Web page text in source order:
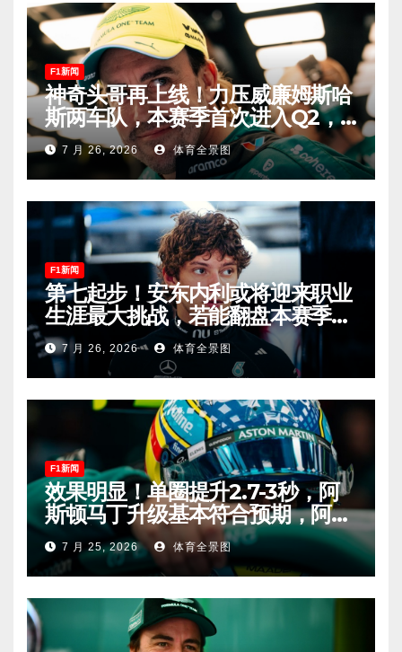
F1新闻
神奇头哥再上线！力压威廉姆斯哈
斯两车队，本赛季首次进入Q2，
车迷终于扬眉吐气！
7 月 26, 2026 体育全景图
F1新闻
第七起步！安东内利或将迎来职业
生涯最大挑战，若能翻盘本赛季争
冠有望！
7 月 26, 2026 体育全景图
F1新闻
效果明显！单圈提升2.7-3秒，阿
斯顿马丁升级基本符合预期，阿隆
索有望在匈牙利进入Q2！
7 月 25, 2026 体育全景图